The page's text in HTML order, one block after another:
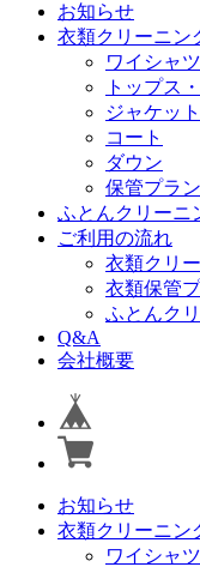
お知らせ
衣類クリーニン
ワイシャツ
トップス
ジャケッ
コート
ダウン
保管プラン
ふとんクリーニ
ご利用の流れ
衣類クリ
衣類保管
ふとんク
Q&A
会社概要
お知らせ
衣類クリーニン
ワイシャツ